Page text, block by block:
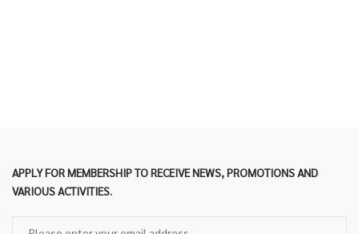
APPLY FOR MEMBERSHIP TO RECEIVE NEWS, PROMOTIONS AND
VARIOUS ACTIVITIES.